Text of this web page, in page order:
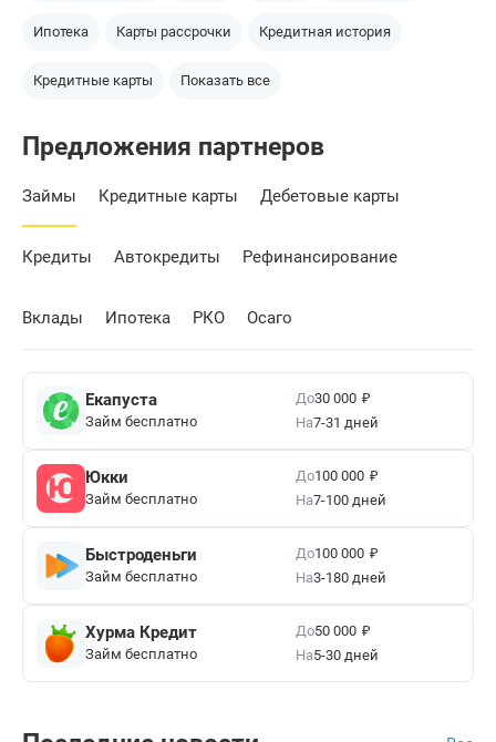
Ипотека Карты рассрочки Кредитная история
Кредитные карты Показать все
Предложения партнеров
Займы Кредитные карты Дебетовые карты
Кредиты Автокредиты Рефинансирование
Вклады Ипотека РКО Осаго
Екапуста
Займ бесплатно
До30 000 ₽
На7-31 дней
Юкки
Займ бесплатно
До100 000 ₽
На7-100 дней
Быстроденьги
Займ бесплатно
До100 000 ₽
На3-180 дней
Хурма Кредит
Займ бесплатно
До50 000 ₽
На5-30 дней